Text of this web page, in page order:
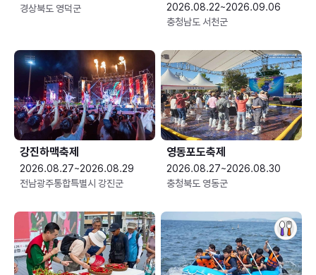
경상북도 영덕군
2026.08.22~2026.09.06
충청남도 서천군
강진하맥축제
2026.08.27~2026.08.29
전남광주통합특별시 강진군
영동포도축제
2026.08.27~2026.08.30
충청북도 영동군